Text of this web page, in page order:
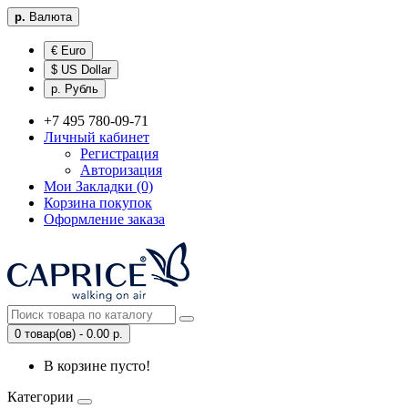
р. Валюта
€ Euro
$ US Dollar
р. Рубль
+7 495 780-09-71
Личный кабинет
Регистрация
Авторизация
Мои Закладки (0)
Корзина покупок
Оформление заказа
0 товар(ов) - 0.00 р.
В корзине пусто!
Категории